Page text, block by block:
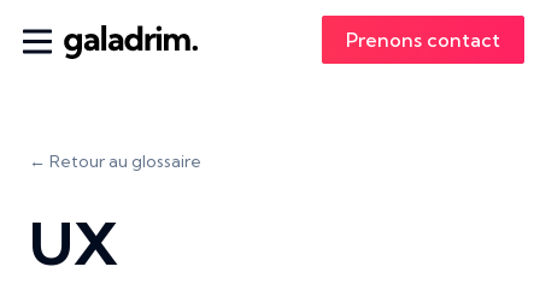
Prenons contact
← Retour au glossaire
UX